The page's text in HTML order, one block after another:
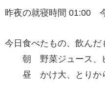
昨夜の就寝時間 01:00
今日食べたもの、飲んだ
朝 野菜ジュース、
昼 かけ大、とりか